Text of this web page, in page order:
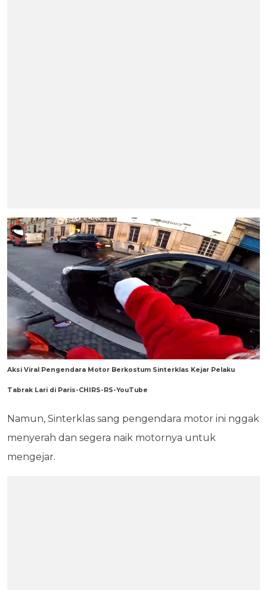
Aksi Viral Pengendara Motor Berkostum Sinterklas Kejar Pelaku
Tabrak Lari di Paris-CHIRS-RS-YouTube
Namun, Sinterklas sang pengendara motor ini nggak
menyerah dan segera naik motornya untuk
mengejar.